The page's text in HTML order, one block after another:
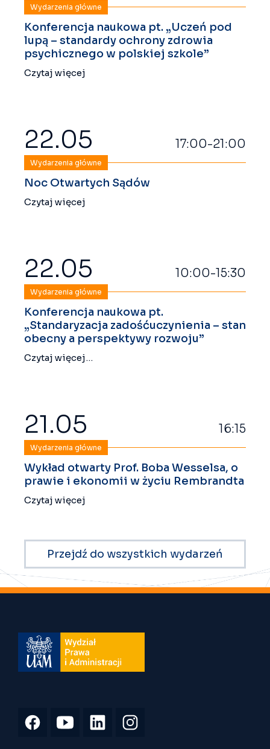
Wydarzenia główne
Konferencja naukowa pt. „Uczeń pod
lupą – standardy ochrony zdrowia
psychicznego w polskiej szkole”
Czytaj więcej
22.05 17:00-21:00
Wydarzenia główne
Noc Otwartych Sądów
Czytaj więcej
22.05 10:00-15:30
Wydarzenia główne
Konferencja naukowa pt.
„Standaryzacja zadośćuczynienia – stan
obecny a perspektywy rozwoju”
Czytaj więcej…
21.05 16:15
Wydarzenia główne
Wykład otwarty Prof. Boba Wesselsa, o
prawie i ekonomii w życiu Rembrandta
Czytaj więcej
Przejdź do wszystkich wydarzeń